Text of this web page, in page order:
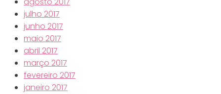
julho 2017
junho 2017
maio 2017
abril 2017
março 2017
fevereiro 2017
janeiro 2017